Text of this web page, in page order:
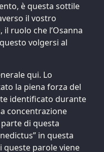
è questa sottile
il vostro
ruolo che l’Osanna
volgersi al
qui. Lo
la piena forza del
identificato durante
concentrazione
di questa
in questa
parole viene